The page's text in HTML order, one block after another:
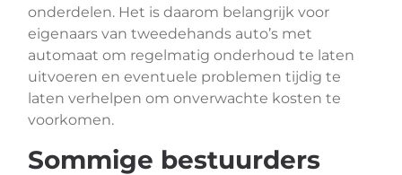
onderdelen. Het is daarom belangrijk voor
eigenaars van tweedehands auto’s met
automaat om regelmatig onderhoud te laten
uitvoeren en eventuele problemen tijdig te
laten verhelpen om onverwachte kosten te
voorkomen.
Sommige bestuurders